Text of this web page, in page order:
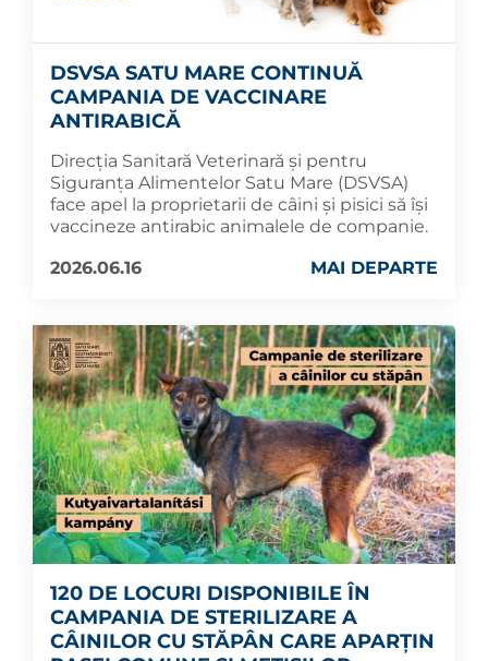
DSVSA SATU MARE CONTINUĂ
CAMPANIA DE VACCINARE
ANTIRABICĂ
Direcția Sanitară Veterinară și pentru
Siguranța Alimentelor Satu Mare (DSVSA)
face apel la proprietarii de câini și pisici să își
vaccineze antirabic animalele de companie.
2026.06.16
MAI DEPARTE
120 DE LOCURI DISPONIBILE ÎN
CAMPANIA DE STERILIZARE A
CÂINILOR CU STĂPÂN CARE APARȚIN